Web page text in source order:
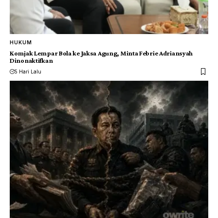
HUKUM
Komjak Lempar Bola ke Jaksa Agung, Minta Febrie Adriansyah
Dinonaktifkan
5 Hari Lalu